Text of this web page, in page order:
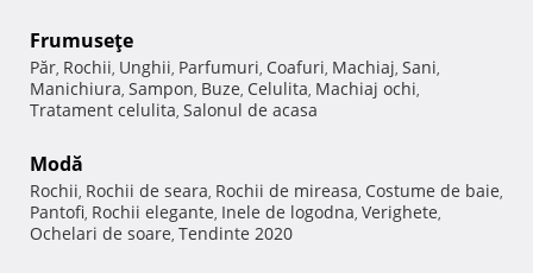
Frumuseţe
Păr, Rochii, Unghii, Parfumuri, Coafuri, Machiaj, Sani,
Manichiura, Sampon, Buze, Celulita, Machiaj ochi,
Tratament celulita, Salonul de acasa
Modă
Rochii, Rochii de seara, Rochii de mireasa, Costume de baie,
Pantofi, Rochii elegante, Inele de logodna, Verighete,
Ochelari de soare, Tendinte 2020